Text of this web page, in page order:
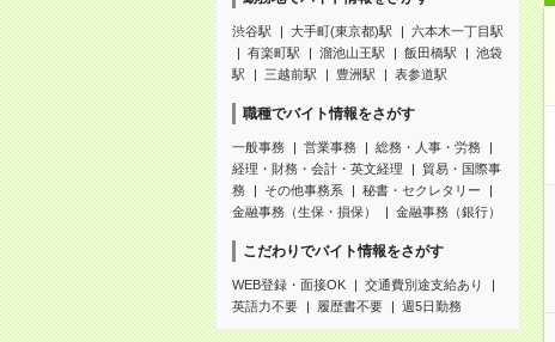
渋谷駅 大手町(東京都)駅
六本木一丁目駅
有楽町駅
溜池山王駅 飯田橋駅
池袋
駅
三越前駅 豊洲駅 表参道駅
職種でバイト情報をさがす
一般事務 営業事務
総務・人事・労務
経理・財務・会計・英文経理
貿易・国際事
務
その他事務系
秘書・セクレタリー
金融事務（生保・損保）
金融事務（銀行）
こだわりでバイト情報をさがす
WEB登録・面接OK
交通費別途支給あり
英語力不要
履歴書不要 週5日勤務